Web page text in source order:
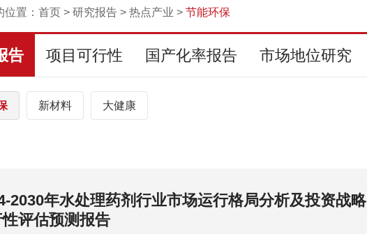
置： 首页 > 研究报告 > 热点产业 > 节能环保
告 项目可行性 国产化率报告 市场地位研究
新材料 大健康
2030年全球及中国生活垃圾处理市场监测调查及投资
估预测报告